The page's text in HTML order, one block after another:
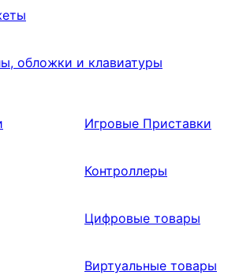
обложки и клавиатуры
Игровые Приставки
Контроллеры
Цифровые товары
Виртуальные товары